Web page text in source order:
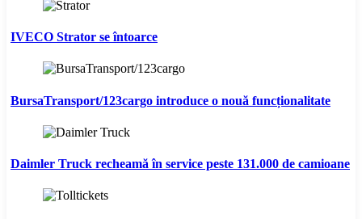
IVECO Strator se întoarce
BursaTransport/123cargo introduce o nouă funcționalitate
Daimler Truck recheamă în service peste 131.000 de camioane